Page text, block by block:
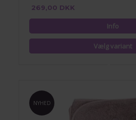
269,00 DKK
NYHED